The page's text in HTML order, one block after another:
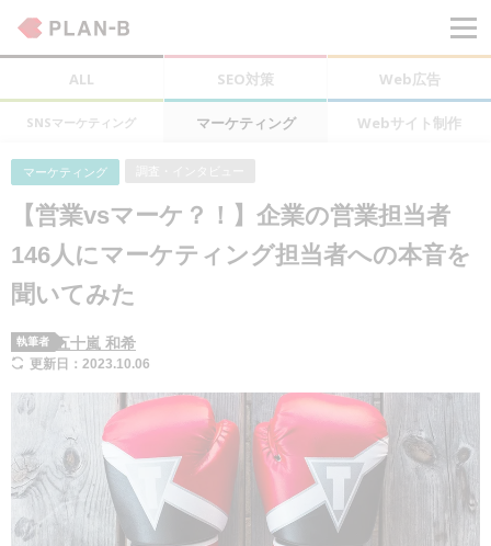
ALL SEO対策 Web広告
SNSマーケティング マーケティング Webサイト制作
マーケティング
【営業vsマーケ？！】企業の営業担当者
146人にマーケティング担当者への本音を
聞いてみた
執筆者 五十嵐 和希
更新日：2023.10.06